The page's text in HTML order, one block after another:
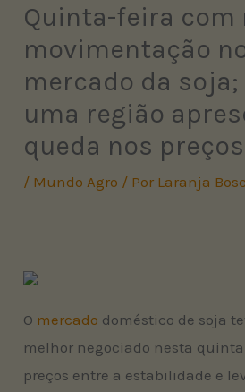
Quinta-feira com
movimentação
mercado da soja;
uma região
queda nos preços
/ Mundo Agro / Por Laranja
O mercado doméstico de soja
melhor negociado nesta
preços entre a estabilidade e